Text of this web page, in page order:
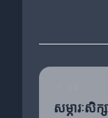
សម្ភារៈសិ